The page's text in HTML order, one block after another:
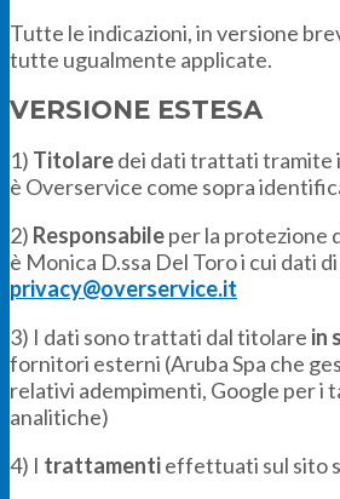
Tutte le indicazioni, in versione
tutte ugualmente applicate.
VERSIONE ESTESA
1) Titolaredei dati trattati tramite
è Overservice come sopra
2) Responsabileper la protezione
è Monica D.ssa Del Toro i cui dati
privacy@overservice.it
3) I dati sono trattati dal titolare in
fornitori esterni (Aruba Spa che
relativi adempimenti, Google per i
analitiche)
4) I trattamentieffettuati sul sito